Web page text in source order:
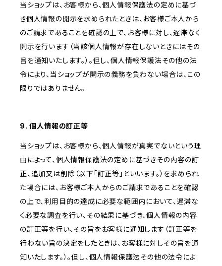
当ショップは、お客様から、個人情報保護法の定めに基づ
き個人情報の開示を求められたときは、お客様ご本人から
のご請求であることを確認の上で、お客様に対し、遅滞なく
開示を行います（当該個人情報が存在しないときにはその
旨を通知いたします。）。但し、個人情報保護法その他の法
令により、当ショップが開示の義務を負わない場合は、この
限りではありません。
9. 個人情報の訂正等
当ショップは、お客様から、個人情報が真実でないという理
由によって、個人情報保護法の定めに基づきその内容の訂
正、追加又は削除（以下「訂正等」といいます。）を求められ
た場合には、お客様ご本人からのご請求であることを確認
の上で、利用目的の達成に必要な範囲内において、遅滞な
く必要な調査を行い、その結果に基づき、個人情報の内容
の訂正等を行い、その旨をお客様に通知します（訂正等を
行わない旨の決定をしたときは、お客様に対しその旨を通
知いたします。）。但し、個人情報保護法その他の法令によ